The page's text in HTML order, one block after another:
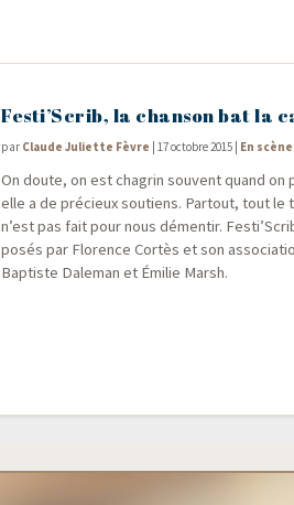
Festi’Scrib, la chanson bat la
par Claude Juliette Fèvre |17 octobre 2015 En scène
On doute, on est cha­grin sou­vent quand on
elle a de pré­cieux sou­tiens. Par­tout, tout le
n’est pas fait pour nous démen­tir.
po­sés par Flo­rence Cor­tès et son
Bap­tiste Dale­man et Émi­lie Marsh.